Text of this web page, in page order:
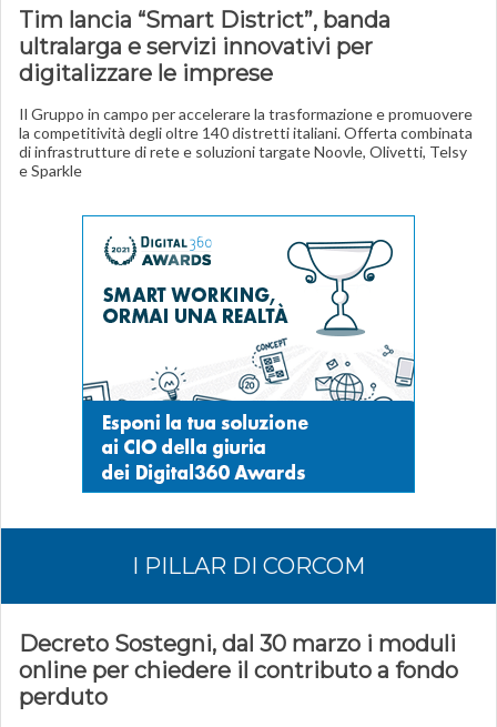
Tim lancia “Smart District”, banda
ultralarga e servizi innovativi per
digitalizzare le imprese
Il Gruppo in campo per accelerare la trasformazione e promuovere
la competitività degli oltre 140 distretti italiani. Offerta combinata
di infrastrutture di rete e soluzioni targate Noovle, Olivetti, Telsy
e Sparkle
I PILLAR DI CORCOM
Decreto Sostegni, dal 30 marzo i moduli
online per chiedere il contributo a fondo
perduto